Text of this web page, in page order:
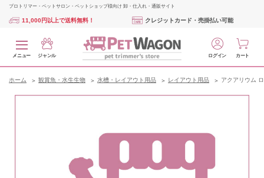
プロトリマー・ペットサロン・ペットショップ様向け 卸・仕入れ・通販サイト
11,000円以上で送料無料！ クレジットカード・売掛払い可能
メニュー ジャンル ログイン カート
ホーム 観賞魚・水生生物 水槽・レイアウト用品 レイアウト用品 アクアリウム